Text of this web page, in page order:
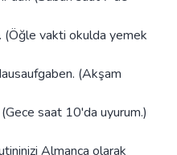
(Öğle vakti okulda yemek
(Akşam
saat 10'da uyurum.)
Almanca olarak